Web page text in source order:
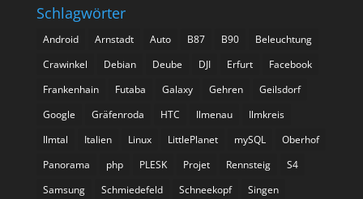
Schlagwörter
Android Arnstadt Auto B87 B90
Beleuchtung
Crawinkel
Debian Deube DJI Erfurt
Facebook
Frankenhain
Futaba Galaxy Gehren
Geilsdorf
Google
Gräfenroda HTC Ilmenau
Ilmkreis
Ilmtal
Italien Linux LittlePlanet mySQL
Oberhof
Panorama
php PLESK Projet Rennsteig
S4
Samsung
Schmiedefeld Schneekopf
Singen